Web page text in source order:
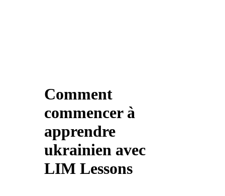
Comment
commencer à
apprendre
ukrainien avec
LIM Lessons